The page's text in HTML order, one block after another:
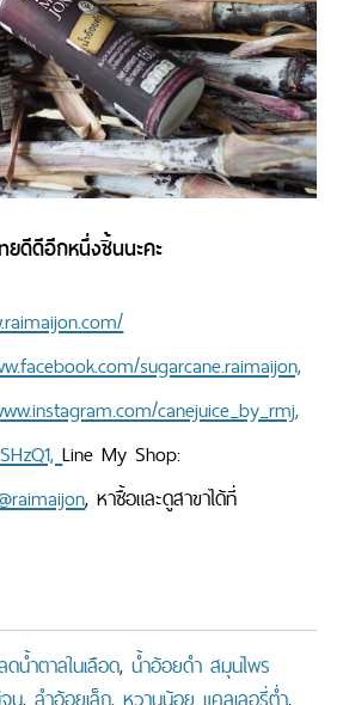
ดีดีอีกหนึ่งชิ้นนะคะ
sugarcane.raimaijon,
canejuice_by_rmj,
Line My Shop:
, หาซื้อและดูสาขาได้ที่
น้ำตาลในเลือด,น้ำอ้อยดำ สมุนไพร